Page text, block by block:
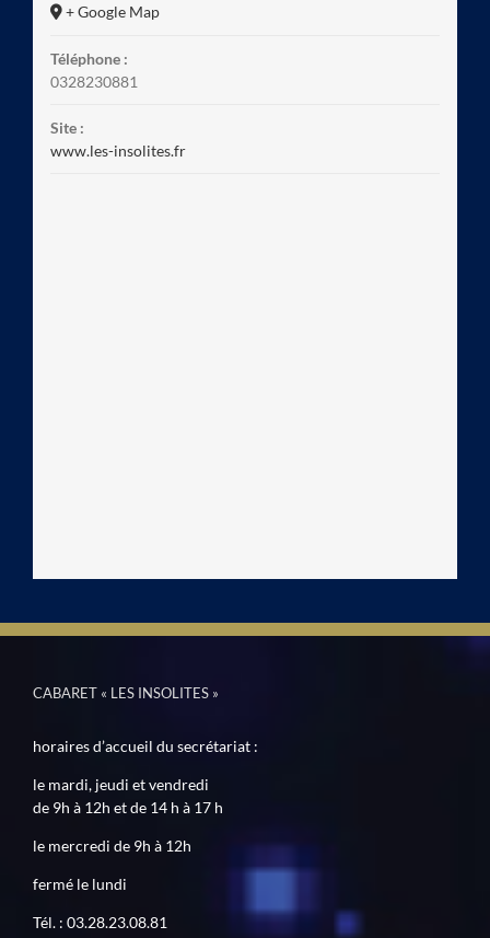
+ Google Map
Téléphone :
0328230881
Site :
www.les-insolites.fr
CABARET « LES INSOLITES »
horaires d’accueil du secrétariat :
le mardi, jeudi et vendredi
de 9h à 12h et de 14 h à 17 h
le mercredi de 9h à 12h
fermé le lundi
Tél. : 03.28.23.08.81